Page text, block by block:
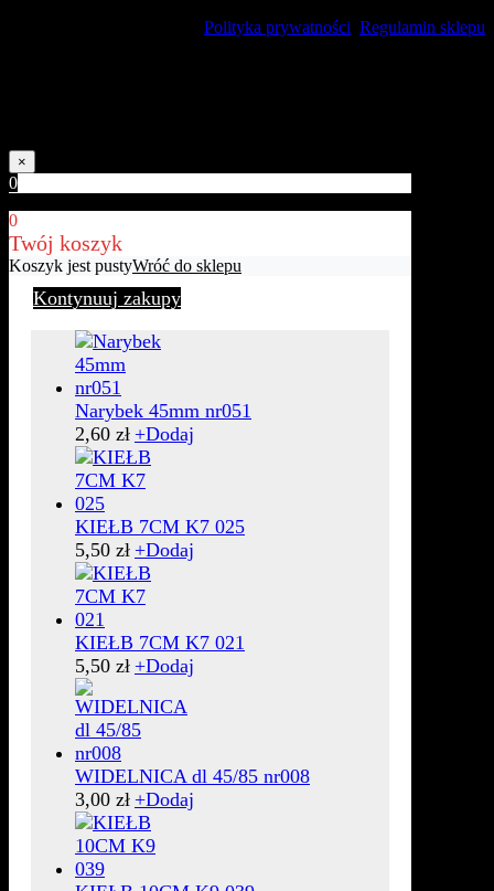
Polityka prywatności Regulamin sklepu
×
0
0
Twój koszyk
Koszyk jest pustyWróć do sklepu
Kontynuuj zakupy
Narybek 45mm nr051
2,60 zł +Dodaj
KIEŁB 7CM K7 025
5,50 zł +Dodaj
KIEŁB 7CM K7 021
5,50 zł +Dodaj
WIDELNICA dl 45/85 nr008
3,00 zł +Dodaj